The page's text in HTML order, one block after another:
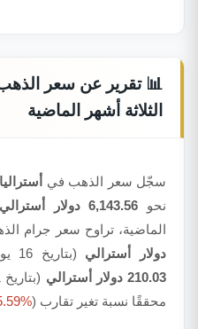
📊 تقرير عن سعر
الثلاثة أشهر الماضية
سجّل سعر الذهب في أستراليا
نحو 6,143.56 دولار أسترالي
الماضية، تراوح سعر جرام الذهب عيار
دولار أسترالي (بتاريخ 16 يوليو 2026) كأدنى مستوى، و
210.03 دولار أسترالي
محققًا نسبة تغير تقارب (